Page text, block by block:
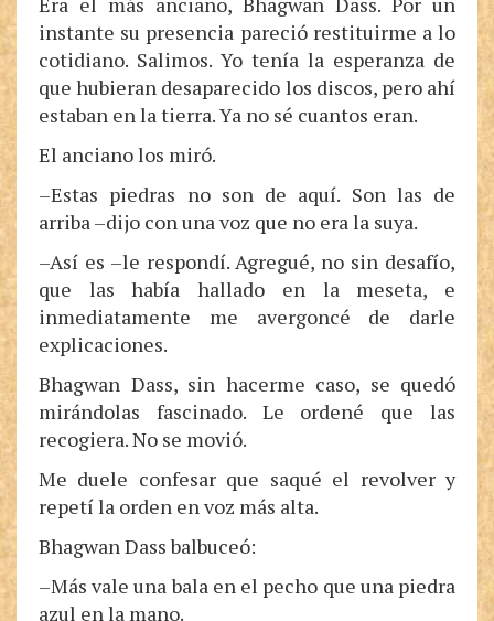
instante su presencia pareció restituirme a lo
cotidiano. Salimos. Yo tenía la esperanza de
que hubieran desaparecido los discos, pero ahí
estaban en la tierra. Ya no sé cuantos eran.
El anciano los miró.
–Estas piedras no son de aquí. Son las de
arriba –dijo con una voz que no era la suya.
–Así es –le respondí. Agregué, no sin desafío,
que las había hallado en la meseta, e
inmediatamente me avergoncé de darle
explicaciones.
Bhagwan Dass, sin hacerme caso, se quedó
mirándolas fascinado. Le ordené que las
recogiera. No se movió.
Me duele confesar que saqué el revolver y
repetí la orden en voz más alta.
Bhagwan Dass balbuceó:
–Más vale una bala en el pecho que una piedra
azul en la mano.